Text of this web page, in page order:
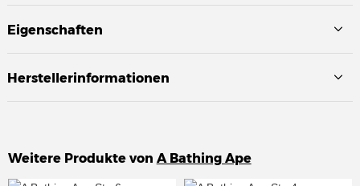
Eigenschaften
Herstellerinformationen
Weitere Produkte von A Bathing Ape